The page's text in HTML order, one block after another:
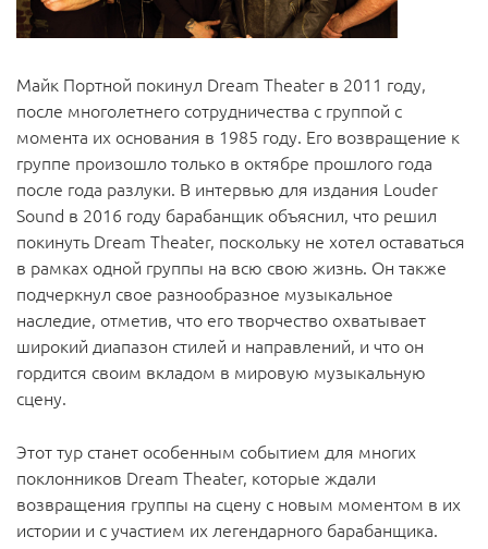
Майк Портной покинул Dream Theater в 2011 году,
после многолетнего сотрудничества с группой с
момента их основания в 1985 году. Его возвращение к
группе произошло только в октябре прошлого года
после года разлуки. В интервью для издания Louder
Sound в 2016 году барабанщик объяснил, что решил
покинуть Dream Theater, поскольку не хотел оставаться
в рамках одной группы на всю свою жизнь. Он также
подчеркнул свое разнообразное музыкальное
наследие, отметив, что его творчество охватывает
широкий диапазон стилей и направлений, и что он
гордится своим вкладом в мировую музыкальную
сцену.
Этот тур станет особенным событием для многих
поклонников Dream Theater, которые ждали
возвращения группы на сцену с новым моментом в их
истории и с участием их легендарного барабанщика.